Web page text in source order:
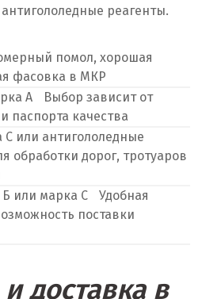
реагенты.
помол, хорошая
фасовка в МКР
А
Выбор зависит от
паспорта качества
С или антигололедные
обработки дорог, тротуаров
Б или марка С
Удобная
поставки
доставка в